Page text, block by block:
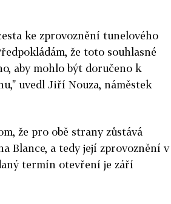
ke zprovoznění tunelového
že toto souhlasné
aby mohlo být doručeno k
uvedl Jiří Nouza, náměstek
že pro obě strany zůstává
Blance, a tedy její zprovoznění v
termín otevření je září